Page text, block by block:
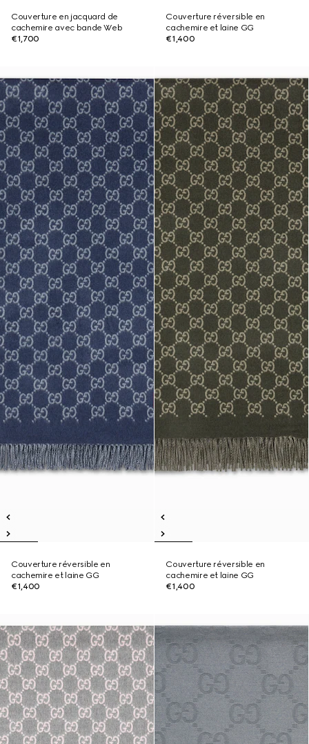
Couverture en jacquard de
cachemire avec bande Web
€1,700
Couverture réversible en
cachemire et laine GG
€1,400
Couverture réversible en
cachemire et laine GG
€1,400
Couverture réversible en
cachemire et laine GG
€1,400